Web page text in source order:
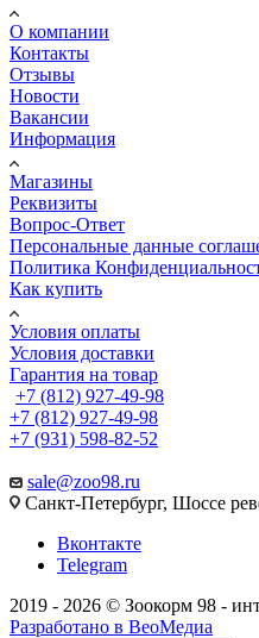
О компании
Контакты
Отзывы
Новости
Вакансии
Информация
Магазины
Реквизиты
Вопрос-Ответ
Персональные данные
Политика
Как купить
Условия оплаты
Условия доставки
Гарантия на товар
+7 (812) 927-49-98
+7 (812) 927-49-98
+7 (931) 598-82-52
sale@zoo98.ru
Санкт-Петербург, Шоссе
Вконтакте
Telegram
2019 - 2026 © Зоокорм 98 -
Разработано в ВеоМедиа